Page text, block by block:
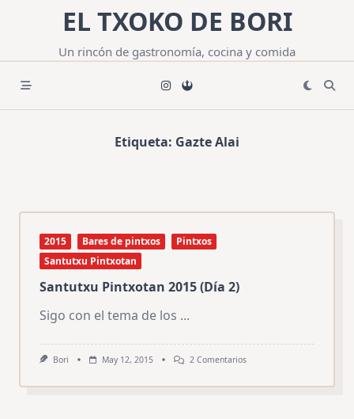
contenido
EL TXOKO DE BORI
Un rincón de gastronomía, cocina y comida
Etiqueta: Gazte Alai
2015 Bares de pintxos
Pintxos
Santutxu Pintxotan
Santutxu Pintxotan 2015 (Día 2)
Sigo con el tema de los ...
Bori May 12, 2015 2 ComentariosEn